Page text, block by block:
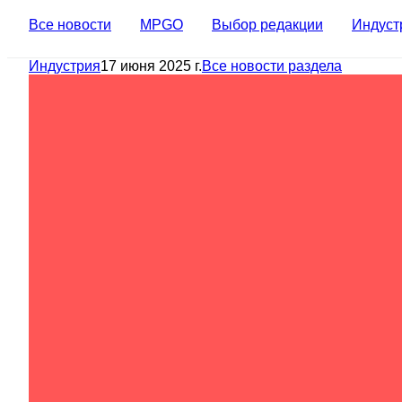
Все новости MPGO Выбор редакции
Индустрия17 июня 2025 г.Все новости раздела